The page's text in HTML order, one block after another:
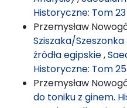
Historyczne: Tom
Przemysław
Sziszaka/
źródła egipskie,
Historyczne: Tom
Przemysław
do toniku z ginem.